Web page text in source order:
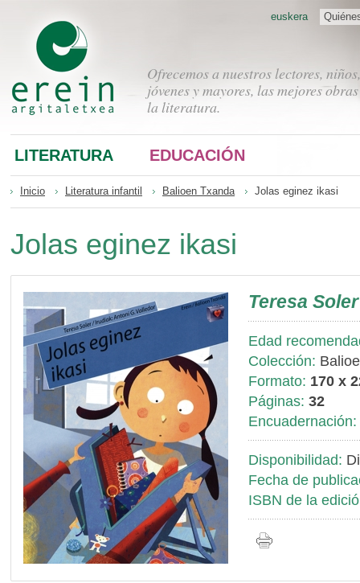
Ofrecemos a nuestros lectores, niños,
jóvenes y mayores, las mejores
la literatura.
euskera
LITERATURA EDUCACIÓN
Inicio Literatura infantil Balioen Txanda Jolas eginez ikasi
Jolas eginez ikasi
Teresa Soler
Edad
Colección:
Formato: 170 x
Páginas: 32
Encuadernación:
Disponibilidad:
Fecha de
ISBN de la